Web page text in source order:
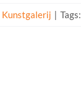
Kunstgalerij | Tags: